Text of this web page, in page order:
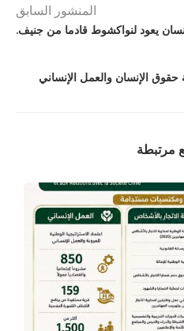
المنشور السابق
يعود لنواكشوط قادما من جنيف.
حقوق الإنسان والعمل الإنساني
مرتبطة